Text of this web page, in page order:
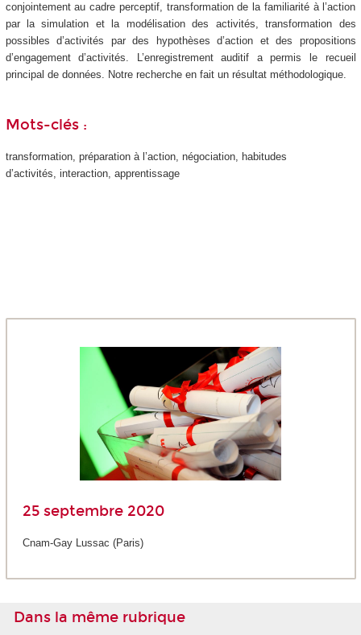
conjointement au cadre perceptif, transformation de la familiarité à l’action
par la simulation et la modélisation des activités, transformation des
possibles d’activités par des hypothèses d’action et des propositions
d’engagement d’activités. L’enregistrement auditif a permis le recueil
principal de données. Notre recherche en fait un résultat méthodologique.
Mots-clés :
transformation, préparation à l’action, négociation, habitudes
d’activités, interaction, apprentissage
25 septembre 2020
Cnam-Gay Lussac (Paris)
Dans la même rubrique